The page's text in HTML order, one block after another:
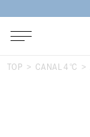
TOP CANAL４℃